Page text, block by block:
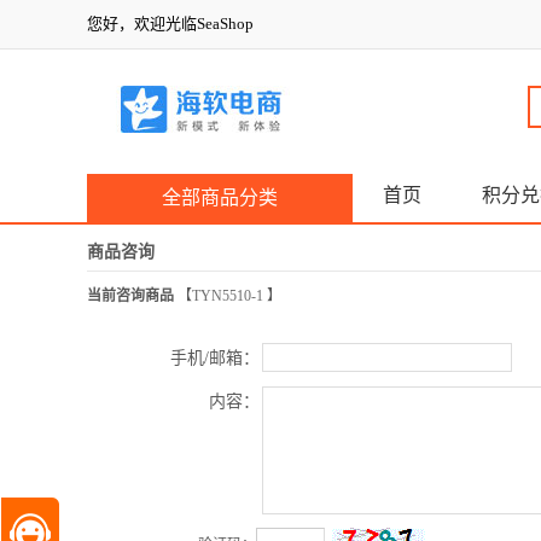
您好，欢迎光临SeaShop
全部商品分类 首页 积分
商品咨询
当前咨询商品 【TYN5510-1 】
手机/邮箱：
内容：